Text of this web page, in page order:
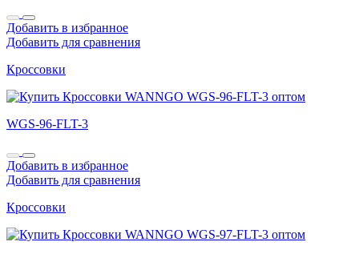
Добавить в избранное
Добавить для сравнения
Кроссовки
WGS-96-FLT-3
Добавить в избранное
Добавить для сравнения
Кроссовки